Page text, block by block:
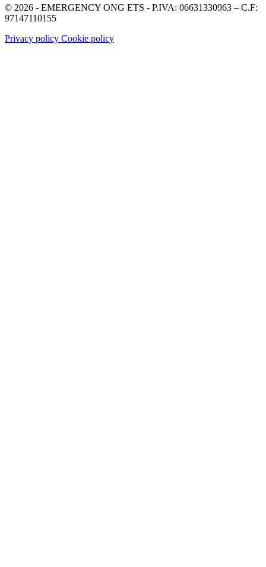
© 2026 - EMERGENCY ONG ETS - P.IVA: 06631330963 – C.F:
97147110155
Privacy policy Cookie policy